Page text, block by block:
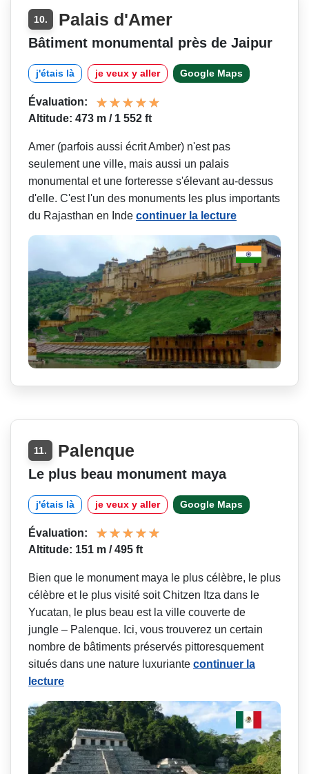
10. Palais d'Amer
Bâtiment monumental près de Jaipur
j'étais là je veux y aller Google Maps
Évaluation:
Altitude: 473 m / 1 552 ft
Amer (parfois aussi écrit Amber) n'est pas
seulement une ville, mais aussi un palais
monumental et une forteresse s'élevant au-dessus
d'elle. C'est l'un des monuments les plus importants
du Rajasthan en Inde continuer la lecture
11. Palenque
Le plus beau monument maya
j'étais là je veux y aller Google Maps
Évaluation:
Altitude: 151 m / 495 ft
Bien que le monument maya le plus célèbre, le plus
célèbre et le plus visité soit Chitzen Itza dans le
Yucatan, le plus beau est la ville couverte de
jungle – Palenque. Ici, vous trouverez un certain
nombre de bâtiments préservés pittoresquement
situés dans une nature luxuriante continuer la
lecture